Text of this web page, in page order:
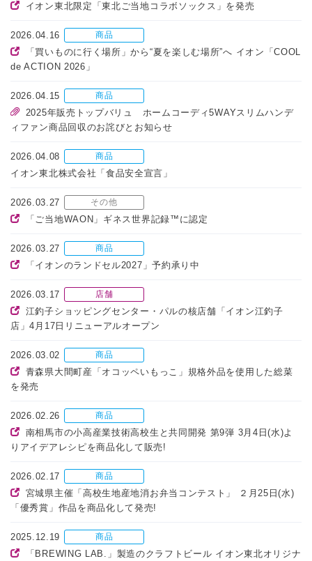
イオン東北限定「東北ご当地コラボソックス」を発売
2026.04.16 商品
「買いものに行く場所」から“夏を楽しむ場所”へ イオン「COOL
de ACTION 2026」
2026.04.15 商品
2025年販売トップバリュ ホームコーディ5WAYスリムハンデ
ィファン商品回収のお詫びとお知らせ
2026.04.08 商品
イオン東北株式会社「食品安全宣言」
2026.03.27 その他
「ご当地WAON」ギネス世界記録™に認定
2026.03.27 商品
「イオンのランドセル2027」予約承り中
2026.03.17 店舗
江釣子ショッピングセンター・パルの核店舗「イオン江釣子
店」4月17日リニューアルオープン
2026.03.02 商品
青森県大間町産「オコッペいもっこ」規格外品を使用した総菜
を発売
2026.02.26 商品
南相馬市の小高産業技術高校生と共同開発 第9弾 3月4日(水)よ
りアイデアレシピを商品化して販売!
2026.02.17 商品
宮城県主催「高校生地産地消お弁当コンテスト」 ２月25日(水)
「優秀賞」作品を商品化して発売!
2025.12.19 商品
「BREWING LAB.」製造のクラフトビール イオン東北オリジナ